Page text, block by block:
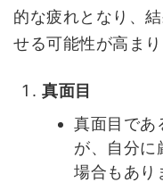
的な疲れとなり、
せる可能性が高まり
真面目
真面目であ
が、自分に
場合もあり